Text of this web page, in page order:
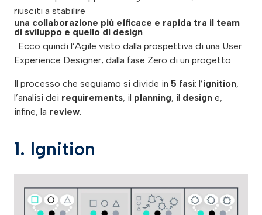
riusciti a stabilire
una collaborazione più efficace e rapida tra il team
di sviluppo e quello di design
. Ecco quindi l’Agile visto dalla prospettiva di una User
Experience Designer, dalla fase Zero di un progetto.
Il processo che seguiamo si divide in 5 fasi: l’ignition,
l’analisi dei requirements, il planning, il design e,
infine, la review.
1. Ignition